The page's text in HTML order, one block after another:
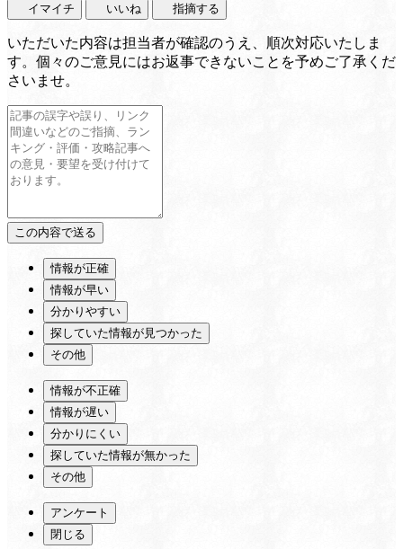
イマイチ いいね 指摘する
いただいた内容は担当者が確認のうえ、順次対応いたしま
す。個々のご意見にはお返事できないことを予めご了承くだ
さいませ。
情報が正確
情報が早い
分かりやすい
探していた情報が見つかった
その他
情報が不正確
情報が遅い
分かりにくい
探していた情報が無かった
その他
アンケート
閉じる